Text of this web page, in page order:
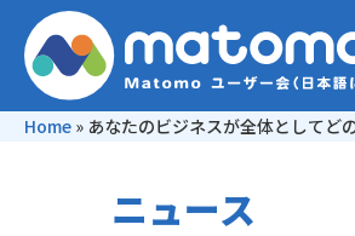
Home » あなたのビジネスが全体としてど
ニュース